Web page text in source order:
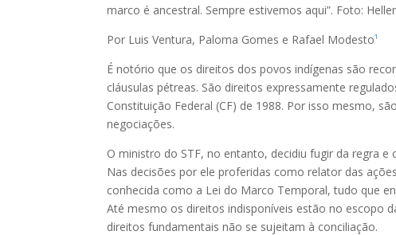
marco é ancestral. Sempre estivemos aqui”. Foto:
Por Luis Ventura, Paloma Gomes e Rafael Modesto¹
É notório que os direitos dos povos indígenas são
cláusulas pétreas. São direitos expressamente
Constituição Federal (CF) de 1988. Por isso mesmo,
negociações.
O ministro do STF, no entanto, decidiu fugir da regra
Nas decisões por ele proferidas como relator das
conhecida como a Lei do Marco Temporal, tudo que
Até mesmo os direitos indisponíveis estão no escopo
direitos fundamentais não se sujeitam à conciliação.